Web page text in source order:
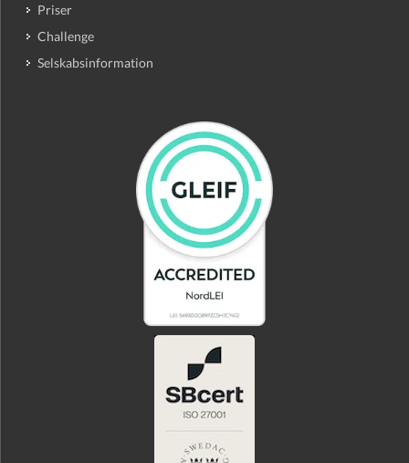
Priser
Challenge
Selskabsinformation